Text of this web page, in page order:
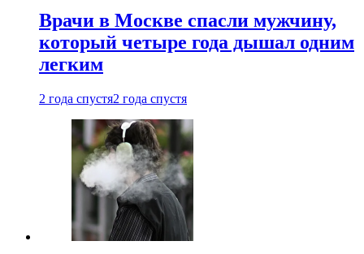
Врачи в Москве спасли мужчину,
который четыре года дышал одним
легким
2 года спустя2 года спустя